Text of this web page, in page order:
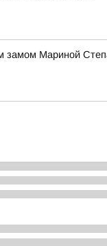
Мариной